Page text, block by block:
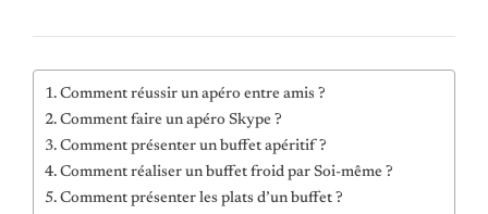
Comment réussir un apéro entre amis ?
Comment faire un apéro Skype ?
Comment présenter un buffet apéritif ?
Comment réaliser un buffet froid par Soi-même ?
Comment présenter les plats d’un buffet ?